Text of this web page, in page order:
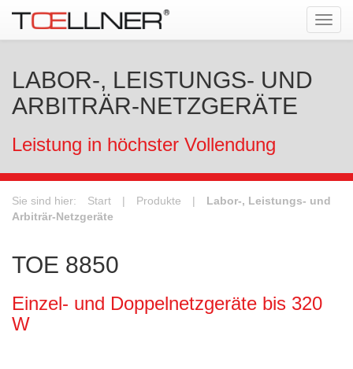
LABOR-, LEISTUNGS- UND
ARBITRÄR-NETZGERÄTE
Leistung in höchster Vollendung
Sie sind hier: Start | Produkte |
Labor-, Leistungs- und
Arbiträr-Netzgeräte
TOE 8850
Einzel- und Doppelnetzgeräte bis 320
W